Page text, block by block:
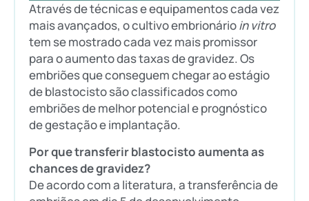
Através de técnicas e equipamentos cada vez
mais avançados, o cultivo embrionárioin vitro
tem se mostrado cada vez mais promissor
para o aumento das taxas de gravidez. Os
embriões que conseguem chegar ao estágio
de blastocisto são classificados como
embriões de melhor potencial e prognóstico
de gestação e implantação.
Por que transferir blastocisto aumenta as
chances de gravidez?
De acordo com a literatura, a transferência de